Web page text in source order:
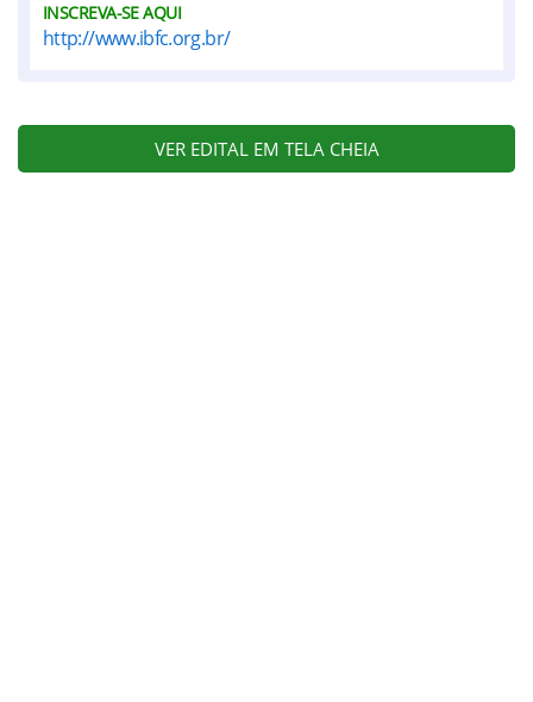
INSCREVA-SE AQUI
http://www.ibfc.org.br/
VER EDITAL EM TELA CHEIA